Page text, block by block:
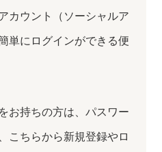
カウント（ソーシャルア
単にログインができる便
お持ちの方は、パスワー
こちらから新規登録やロ